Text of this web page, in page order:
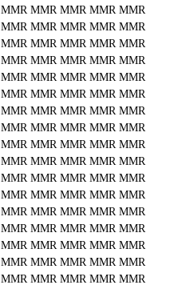
MMR MMR MMR MMR MMR
MMR MMR MMR MMR MMR
MMR MMR MMR MMR MMR
MMR MMR MMR MMR MMR
MMR MMR MMR MMR MMR
MMR MMR MMR MMR MMR
MMR MMR MMR MMR MMR
MMR MMR MMR MMR MMR
MMR MMR MMR MMR MMR
MMR MMR MMR MMR MMR
MMR MMR MMR MMR MMR
MMR MMR MMR MMR MMR
MMR MMR MMR MMR MMR
MMR MMR MMR MMR MMR
MMR MMR MMR MMR MMR
MMR MMR MMR MMR MMR
MMR MMR MMR MMR MMR